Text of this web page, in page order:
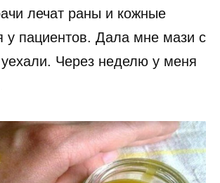
лечат раны и кожные
у пациентов. Дала мне мази с
Через неделю у меня